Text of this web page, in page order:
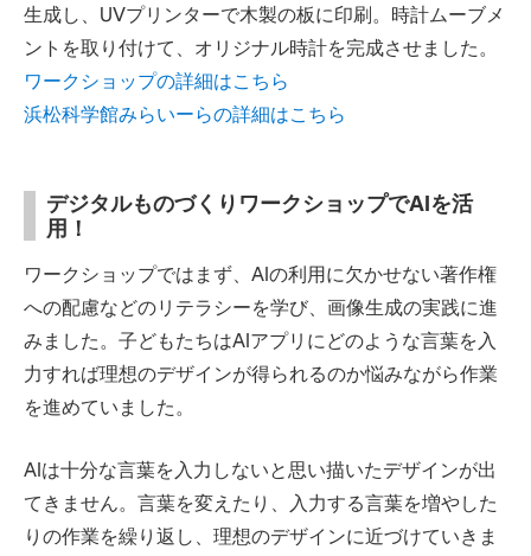
生成し、UVプリンターで木製の板に印刷。時計ムーブメ
ントを取り付けて、オリジナル時計を完成させました。
ワークショップの詳細はこちら
浜松科学館みらいーらの詳細はこちら
デジタルものづくりワークショップでAIを活
用！
ワークショップではまず、AIの利用に欠かせない著作権
への配慮などのリテラシーを学び、画像生成の実践に進
みました。子どもたちはAIアプリにどのような言葉を入
力すれば理想のデザインが得られるのか悩みながら作業
を進めていました。
AIは十分な言葉を入力しないと思い描いたデザインが出
てきません。言葉を変えたり、入力する言葉を増やした
りの作業を繰り返し、理想のデザインに近づけていきま